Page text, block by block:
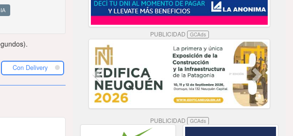
Con Delivery
PUBLICIDAD GCAds
PUBLICIDAD GCAds